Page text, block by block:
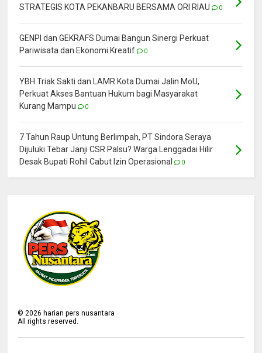
STRATEGIS KOTA PEKANBARU BERSAMA ORI RIAU
0
GENPI dan GEKRAFS Dumai Bangun Sinergi Perkuat
Pariwisata dan Ekonomi Kreatif
0
YBH Triak Sakti dan LAMR Kota Dumai Jalin MoU,
Perkuat Akses Bantuan Hukum bagi Masyarakat
Kurang Mampu
0
7 Tahun Raup Untung Berlimpah, PT Sindora Seraya
Dijuluki Tebar Janji CSR Palsu? Warga Lenggadai Hilir
Desak Bupati Rohil Cabut Izin Operasional
0
©2026 harian pers nusantara
All rights reserved.